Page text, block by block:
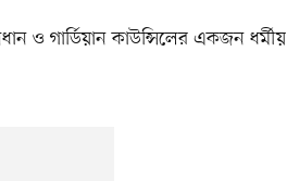
ও গার্ডিয়ান কাউন্সিলের একজন ধর্মীয়